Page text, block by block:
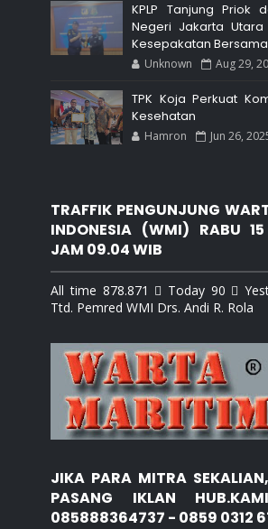
KPLP Tanjung Priok
Negeri Jakarta Utara
Kesepakatan Bersama
Unknown Aug 29,
TPK Koja Perkuat
Kesehatan
Hamron Jun 26,
TRAFFIK PENGUNJUNG
INDONESIA (WMI) RABU
JAM 09.04 WIB
All time 878.871  Today 90 
Ttd. Pemred WMI Drs. Andi R. Rola
JIKA PARA MITRA
PASANG IKLAN
085888364737 - 0859 0312